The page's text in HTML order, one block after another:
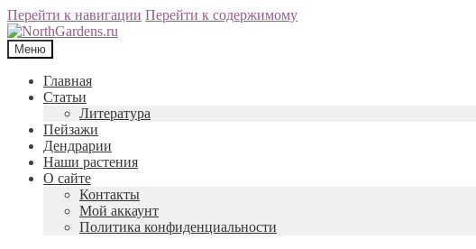
Перейти к навигации Перейти к содержимому
Меню
Главная
Статьи
Литература
Пейзажи
Дендрарии
Наши растения
О сайте
Контакты
Мой аккаунт
Политика конфиденциальности